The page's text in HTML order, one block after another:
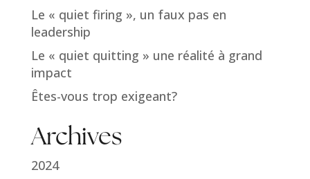
Le « quiet firing », un faux pas en
leadership
Le « quiet quitting » une réalité à grand
impact
Êtes-vous trop exigeant?
Archives
2024